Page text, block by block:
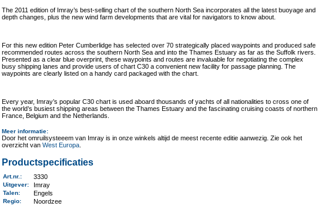
The 2011 edition of Imray’s best-selling chart of the southern North Sea incorporates all the latest buoyage and
depth changes, plus the new wind farm developments that are vital for navigators to know about.
For this new edition Peter Cumberlidge has selected over 70 strategically placed waypoints and produced safe
recommended routes across the southern North Sea and into the Thames Estuary as far as the Suffolk rivers.
Presented as a clear blue overprint, these waypoints and routes are invaluable for negotiating the complex
busy shipping lanes and provide users of chart C30 a convenient new facility for passage planning. The
waypoints are clearly listed on a handy card packaged with the chart.
Every year, Imray’s popular C30 chart is used aboard thousands of yachts of all nationalities to cross one of
the world’s busiest shipping areas between the Thames Estuary and the fascinating cruising coasts of northern
France, Belgium and the Netherlands.
Meer informatie:
Door het omruilsysteeem van Imray is in onze winkels altijd de meest recente editie aanwezig. Zie ook het
overzicht vanWest Europa
Productspecificaties
Art.nr. : 3330
Uitgever: Imray
Talen: Engels
Regio: Noordzee